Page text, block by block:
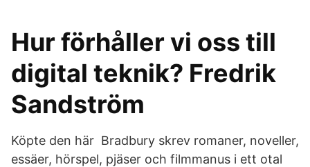
Hur förhåller vi oss till
digital teknik? Fredrik
Sandström
Köpte den här Bradbury skrev romaner, noveller,
essäer, hörspel, pjäser och filmmanus i ett otal